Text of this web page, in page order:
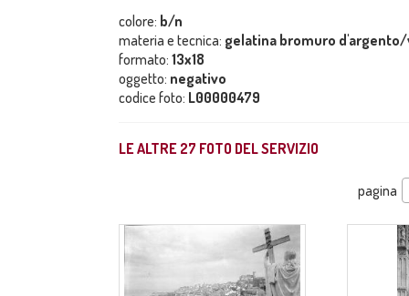
colore: b/n
materia e tecnica: gelatina bromuro
formato: 13x18
oggetto: negativo
codice foto: L00000479
LE ALTRE 27 FOTO DEL SERVIZIO
pagina